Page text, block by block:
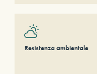
Resistenza ambientale